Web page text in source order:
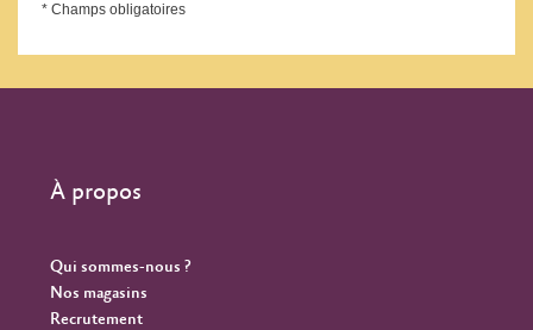
* Champs obligatoires
À propos
Qui sommes-nous ?
Nos magasins
Recrutement